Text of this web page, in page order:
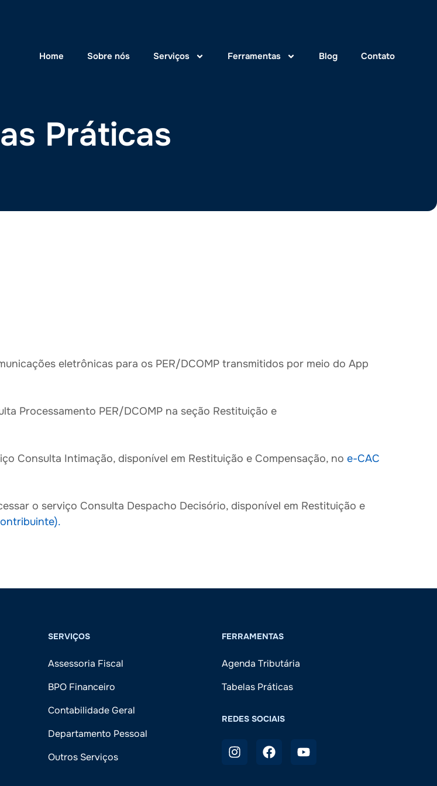
Home Sobre nós Serviços Ferramentas Blog Contato
Práticas
eletrônicas para os PER/DCOMP transmitidos por meio do App
Processamento PER/DCOMP na seção Restituição e
Consulta Intimação, disponível em Restituição e Compensação, no e-CAC
o serviço Consulta Despacho Decisório, disponível em Restituição e
SERVIÇOS
Assessoria Fiscal
BPO Financeiro
Contabilidade Geral
Departamento Pessoal
Outros Serviços
FERRAMENTAS
Agenda Tributária
Tabelas Práticas
REDES SOCIAIS